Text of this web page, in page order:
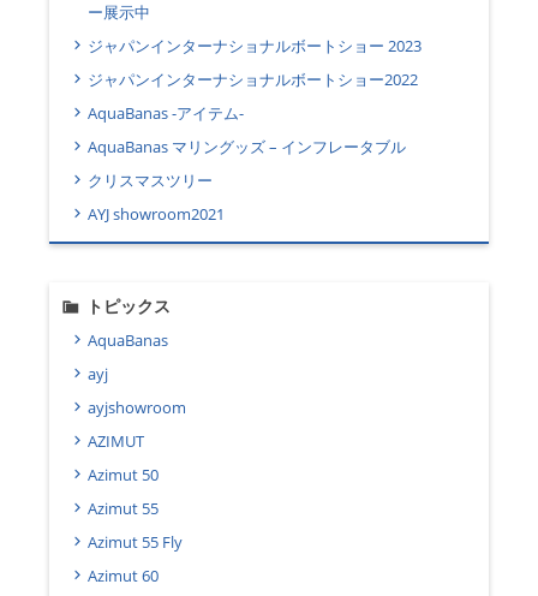
ー展示中
ジャパンインターナショナルボートショー 2023
ジャパンインターナショナルボートショー2022
AquaBanas -アイテム-
AquaBanas マリングッズ – インフレータブル
クリスマスツリー
AYJ showroom2021
トピックス
AquaBanas
ayj
ayjshowroom
AZIMUT
Azimut 50
Azimut 55
Azimut 55 Fly
Azimut 60